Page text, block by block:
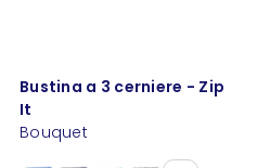
Bustina a 3 cerniere - Zip
It
Bouquet